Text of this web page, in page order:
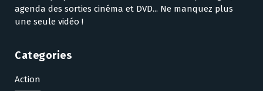
agenda des sorties cinéma et DVD... Ne manquez plus
une seule vidéo !
Categories
Action